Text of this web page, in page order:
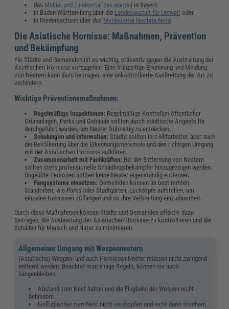
das Melde- und Fundportal bee warned in Bayern
in Baden-Württemberg über die Landesanstalt für Umwelt oder
in Niedersachsen über das Meldeportal Neobita Nord
Die Asiatische Hornisse: Maßnahmen, Prävention
und Bekämpfung
Für Städte und Gemeinden ist es wichtig, präventiv gegen die Ausbreitung der
Asiatischen Hornisse vorzugehen. Eine frühzeitige Erkennung und Meldung
von Nestern kann dazu beitragen, eine unkontrollierte Ausbreitung der Art zu
verhindern.
Wichtige Präventionsmaßnahmen:
Regelmäßige Inspektionen: Regelmäßige Kontrollen öffentlicher
Grünanlagen, Parks und Gebäude sollten durch städtische Angestellte
durchgeführt werden, um Nester frühzeitig zu entdecken.
Schulungen und Information: Städte sollten ihre Mitarbeiter, aber auch
die Bevölkerung über die Erkennungsmerkmale und den richtigen Umgang
mit der Asiatischen Hornisse aufklären.
Zusammenarbeit mit Fachkräften: Bei der Entfernung von Nestern
sollten stets professionelle Schädlingsbekämpfer hinzugezogen werden.
Ungeübte Personen sollten keine Nester eigenständig entfernen.
Fangsysteme einsetzen: Gemeinden können an bestimmten
Standorten, wie Parks oder Stadtgärten, Locktöpfe aufstellen, um
einzelne Hornissen zu fangen und so ihre Verbreitung einzudämmen.
Durch diese Maßnahmen können Städte und Gemeinden effektiv dazu
beitragen, die Ausbreitung der Asiatischen Hornisse zu kontrollieren und die
Schäden für Mensch und Natur zu minimieren.
Allgemeiner Umgang mit Wespennestern
(Asiatische) Wespen- und auch Hornissen-Nester müssen nicht zwingend
entfernt werden. Beachtet man einige Regeln, können sie auch
hängenbleiben:
Abstand zum Nest halten und die Flugbahn der Wespen nicht
behindern.
Einfluglöcher zum Nest nicht verstopfen und nicht darin stochern.